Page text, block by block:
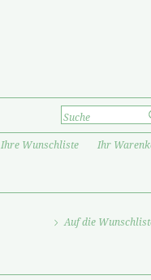
Ihre Wunschliste Ihr
Auf die